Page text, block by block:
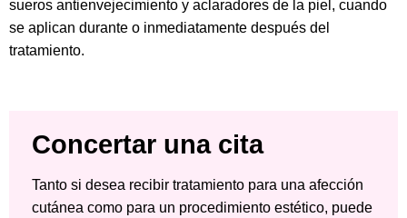
sueros antienvejecimiento y aclaradores de la piel, cuando
se aplican durante o inmediatamente después del
tratamiento.
Concertar una cita
Tanto si desea recibir tratamiento para una afección
cutánea como para un procedimiento estético, puede